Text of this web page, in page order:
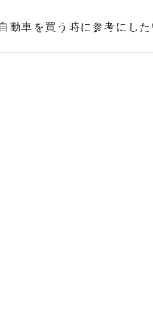
動車を買う時に参考にし